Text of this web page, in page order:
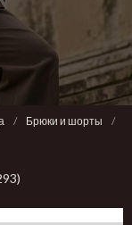
/ Брюки и шорты /